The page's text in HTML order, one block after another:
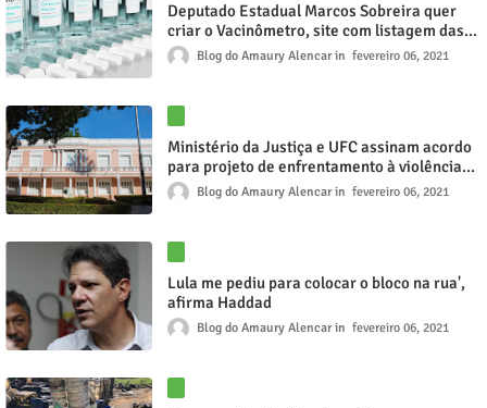
Deputado Estadual Marcos Sobreira quer
criar o Vacinômetro, site com listagem das
pessoas vacinadas no Ceará; entenda
Blog do Amaury Alencar fevereiro 06, 2021
Ministério da Justiça e UFC assinam acordo
para projeto de enfrentamento à violência
contra as mulheres
Blog do Amaury Alencar fevereiro 06, 2021
Lula me pediu para colocar o bloco na rua',
afirma Haddad
Blog do Amaury Alencar fevereiro 06, 2021